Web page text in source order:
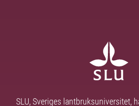
SLU, Sveriges lantbruksuniversitet,